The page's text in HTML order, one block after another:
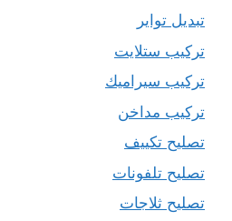
تبديل تواير
تركيب ستلايت
تركيب سيراميك
تركيب مداخن
تصليح تكييف
تصليح تلفونات
تصليح ثلاجات